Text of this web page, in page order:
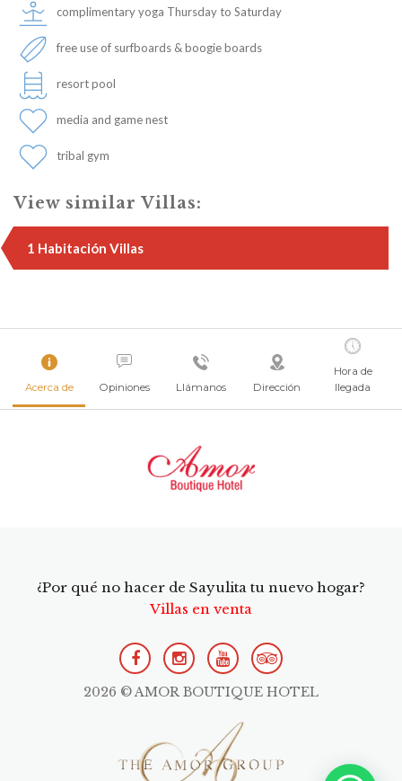
complimentary yoga Thursday to Saturday
free use of surfboards & boogie boards
resort pool
media and game nest
tribal gym
View similar Villas:
1 Habitación Villas
Acerca de Opiniones Llámanos Dirección
Hora de
llegada
¿Por qué no hacer de Sayulita tu nuevo hogar?
Villas en venta
2026 © AMOR BOUTIQUE HOTEL